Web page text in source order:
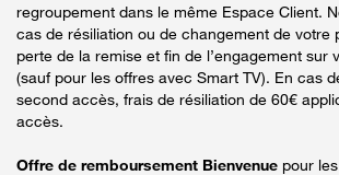
regroupement dans le même Espace Client.
cas de résiliation ou de changement de votre
perte de la remise et fin de l’engagement sur
(sauf pour les offres avec Smart TV). En cas
second accès, frais de résiliation de 60€
accès.
Offre de remboursement Bienvenue pour